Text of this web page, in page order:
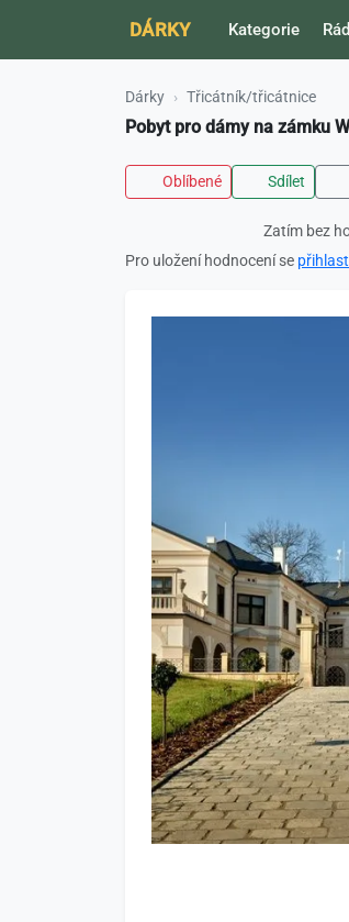
DÁRKY Kategorie
Dárky Třicátník/třicátnice
Pobyt pro dámy na zámku
Oblíbené Sdílet
Zatím bez
Pro uložení hodnocení se